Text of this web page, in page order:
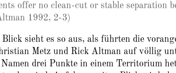
offer no clean-cut or stable separation
1992, 2-3)
Blick sieht es so aus, als führten die
Metz und Rick Altman auf völlig
drei Punkte in einem Territorium